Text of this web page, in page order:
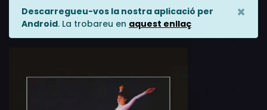
Descarregueu-vos la nostra aplicació per
Android. La trobareu en aquest enllaç
×